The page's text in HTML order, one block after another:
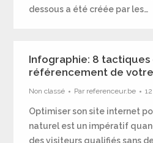
dessous a été créée par les…
Infographie: 8 tactiques
référencement de
Non classé Par referenceur.be
Optimiser son site internet
naturel est un impératif
des visiteurs qualifiés sans